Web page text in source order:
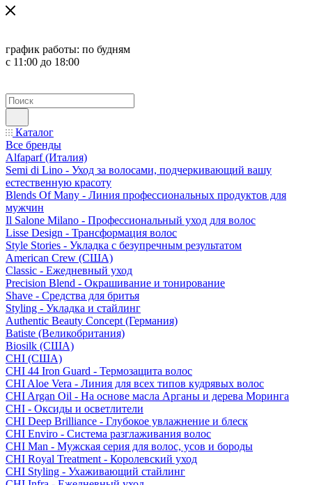
график работы: по будням
с 11:00 до 18:00
Каталог
Все бренды
Alfaparf (Италия)
Semi di Lino - Уход за волосами, подчеркивающий вашу
естественную красоту
Blends Of Many - Линия профессиональных продуктов для
мужчин
Il Salone Milano - Профессиональный уход для волос
Lisse Design - Трансформация волос
Style Stories - Укладка с безупречным результатом
American Crew (США)
Classic - Ежедневный уход
Precision Blend - Окрашивание и тонирование
Shave - Средства для бритья
Styling - Укладка и стайлинг
Authentic Beauty Concept (Германия)
Batiste (Великобритания)
Biosilk (США)
CHI (США)
CHI 44 Iron Guard - Термозащита волос
CHI Aloe Vera - Линия для всех типов кудрявых волос
CHI Argan Oil - На основе масла Арганы и дерева Моринга
CHI - Оксиды и осветлители
CHI Deep Brilliance - Глубокое увлажнение и блеск
CHI Enviro - Система разглаживания волос
CHI Man - Мужская серия для волос, усов и бороды
CHI Royal Treatment - Королевский уход
CHI Styling - Ухаживающий стайлинг